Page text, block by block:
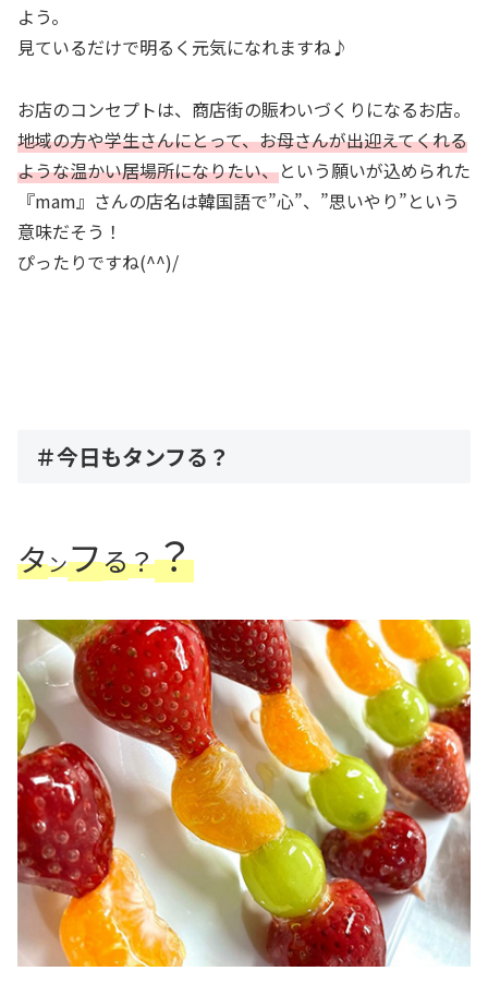
よう。
見ているだけで明るく元気になれますね♪
お店のコンセプトは、商店街の賑わいづくりになるお店。
地域の方や学生さんにとって、お母さんが出迎えてくれる
ような温かい居場所になりたい、という願いが込められた
『mam』さんの店名は韓国語で”心”、”思いやり”という
意味だそう！
ぴったりですね(^^)/
＃今日もタンフる？
タンフる？？